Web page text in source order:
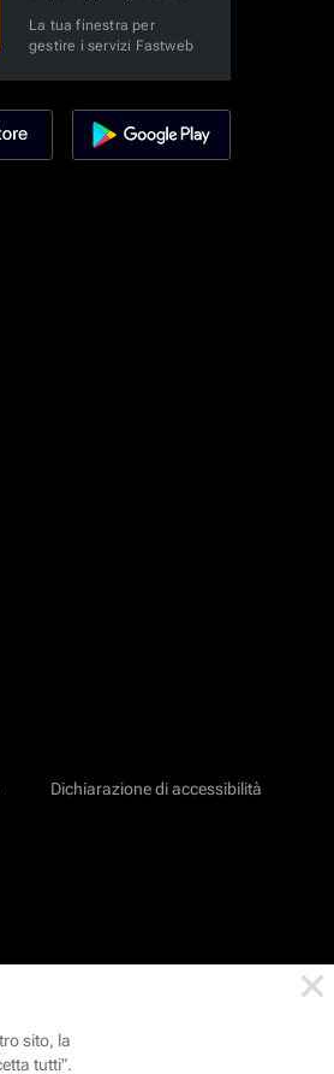
La tua finestra per
gestire i servizi Fastweb
Dichiarazione di accessibilità